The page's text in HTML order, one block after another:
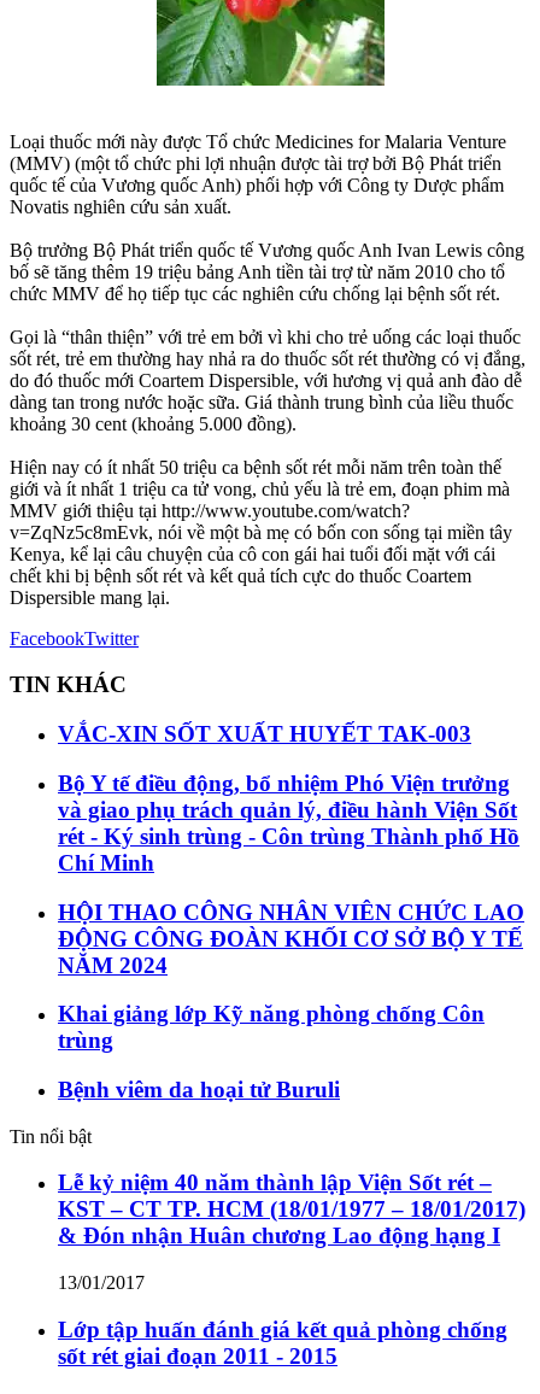
Loại thuốc mới này được Tổ chức Medicines for Malaria Venture
(MMV) (một tổ chức phi lợi nhuận được tài trợ bởi Bộ Phát triển
quốc tế của Vương quốc Anh) phối hợp với Công ty Dược phẩm
Novatis nghiên cứu sản xuất.
Bộ trưởng Bộ Phát triển quốc tế Vương quốc Anh Ivan Lewis công
bố sẽ tăng thêm 19 triệu bảng Anh tiền tài trợ từ năm 2010 cho tổ
chức MMV để họ tiếp tục các nghiên cứu chống lại bệnh sốt rét.
Gọi là “thân thiện” với trẻ em bởi vì khi cho trẻ uống các loại thuốc
sốt rét, trẻ em thường hay nhả ra do thuốc sốt rét thường có vị đắng,
do đó thuốc mới Coartem Dispersible, với hương vị quả anh đào dễ
dàng tan trong nước hoặc sữa. Giá thành trung bình của liều thuốc
khoảng 30 cent (khoảng 5.000 đồng).
Hiện nay có ít nhất 50 triệu ca bệnh sốt rét mỗi năm trên toàn thế
giới và ít nhất 1 triệu ca tử vong, chủ yếu là trẻ em, đoạn phim mà
MMV giới thiệu tại http://www.youtube.com/watch?
v=ZqNz5c8mEvk, nói về một bà mẹ có bốn con sống tại miền tây
Kenya, kể lại câu chuyện của cô con gái hai tuổi đối mặt với cái
chết khi bị bệnh sốt rét và kết quả tích cực do thuốc Coartem
Dispersible mang lại.
FacebookTwitter
TIN KHÁC
VẮC-XIN SỐT XUẤT HUYẾT TAK-003
Bộ Y tế điều động, bổ nhiệm Phó Viện trưởng
và giao phụ trách quản lý, điều hành Viện Sốt
rét - Ký sinh trùng - Côn trùng Thành phố Hồ
Chí Minh
HỘI THAO CÔNG NHÂN VIÊN CHỨC LAO
ĐỘNG CÔNG ĐOÀN KHỐI CƠ SỞ BỘ Y TẾ
NĂM 2024
Khai giảng lớp Kỹ năng phòng chống Côn
trùng
Bệnh viêm da hoại tử Buruli
Tin nổi bật
Lễ kỷ niệm 40 năm thành lập Viện Sốt rét –
KST – CT TP. HCM (18/01/1977 – 18/01/2017)
& Đón nhận Huân chương Lao động hạng I
13/01/2017
Lớp tập huấn đánh giá kết quả phòng chống
sốt rét giai đoạn 2011 - 2015